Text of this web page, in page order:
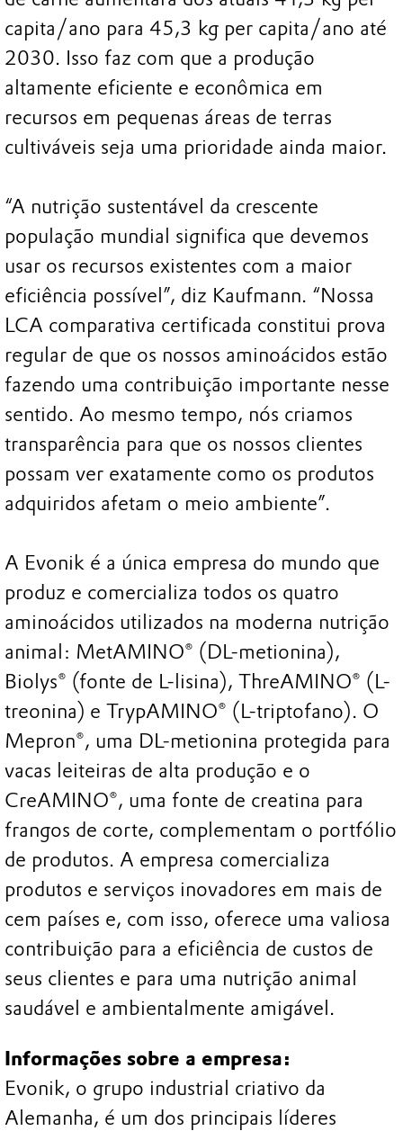
capita/ano para 45,3 kg per capita/ano até
2030. Isso faz com que a produção
altamente eficiente e econômica em
recursos em pequenas áreas de terras
cultiváveis seja uma prioridade ainda maior.
“A nutrição sustentável da crescente
população mundial significa que devemos
usar os recursos existentes com a maior
eficiência possível”, diz Kaufmann. “Nossa
LCA comparativa certificada constitui prova
regular de que os nossos aminoácidos estão
fazendo uma contribuição importante nesse
sentido. Ao mesmo tempo, nós criamos
transparência para que os nossos clientes
possam ver exatamente como os produtos
adquiridos afetam o meio ambiente”.
A Evonik é a única empresa do mundo que
produz e comercializa todos os quatro
aminoácidos utilizados na moderna nutrição
animal: MetAMINO® (DL-metionina),
Biolys® (fonte de L-lisina), ThreAMINO® (L-
treonina) e TrypAMINO® (L-triptofano). O
Mepron®, uma DL-metionina protegida para
vacas leiteiras de alta produção e o
CreAMINO®, uma fonte de creatina para
frangos de corte, complementam o portfólio
de produtos. A empresa comercializa
produtos e serviços inovadores em mais de
cem países e, com isso, oferece uma valiosa
contribuição para a eficiência de custos de
seus clientes e para uma nutrição animal
saudável e ambientalmente amigável.
Informações sobre a empresa:
Evonik, o grupo industrial criativo da
Alemanha, é um dos principais líderes